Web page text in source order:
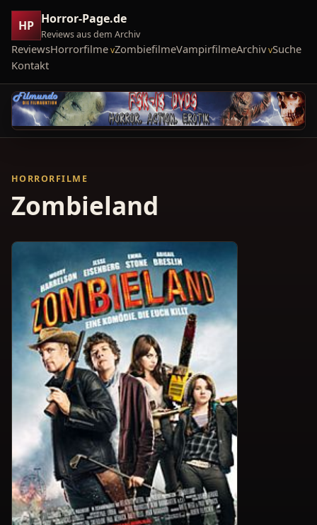
HP Horror-Page.de
Reviews aus dem Archiv
ReviewsHorrorfilme ZombiefilmeVampirfilmeArchiv Suche
Kontakt
HORRORFILME
Zombieland